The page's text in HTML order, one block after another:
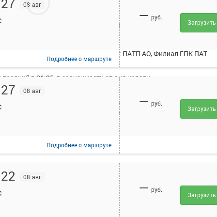
08 авг
Подробнеео маршруте
— руб.
08 авг
Подробнеео маршруте
— руб.
08 авг
— руб.
и купить билет онлайн на автобус Новокузнецк - Улус.
следующие перевозчики: ПАТП АО, Филиал ГПК ПАТ
в 21:35, в зависимости от дня недели.
осуществляется при предъявлении оригиналов документов,
детей - свидетельство о рождении). Информация о
указана в вашем бланке или на сайте в разделе "Помощь".